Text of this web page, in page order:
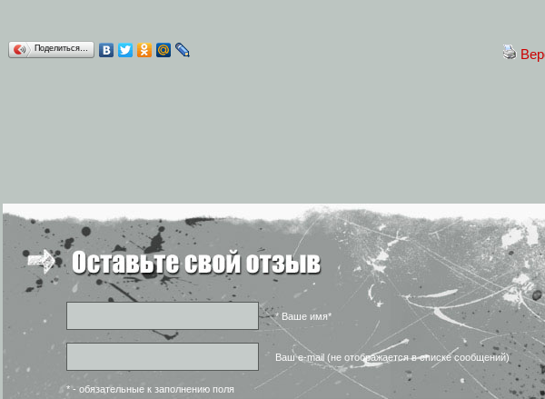
Поделиться…
* Ваше имя*
Ваш e-mail (не отображается в списке сообщений)
* - обязательные к заполнению поля